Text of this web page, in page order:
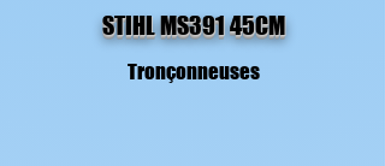
STIHL MS391 45CM
Tronçonneuses